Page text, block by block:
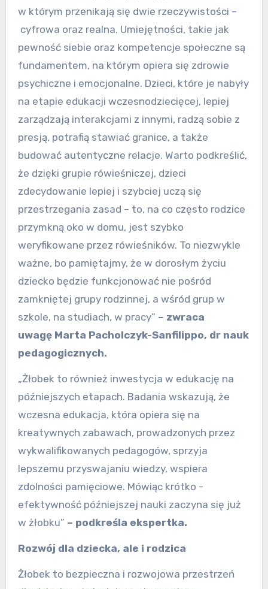
w którym przenikają się dwie rzeczywistości –
cyfrowa oraz realna. Umiejętności, takie jak
pewność siebie oraz kompetencje społeczne są
fundamentem, na którym opiera się zdrowie
psychiczne i emocjonalne. Dzieci, które je nabyły
na etapie edukacji wczesnodziecięcej, lepiej
zarządzają interakcjami z innymi, radzą sobie z
presją, potrafią stawiać granice, a także
budować autentyczne relacje. Warto podkreślić,
że dzięki grupie rówieśniczej, dzieci
zdecydowanie lepiej i szybciej uczą się
przestrzegania zasad – to, na co często rodzice
przymkną oko w domu, jest szybko
weryfikowane przez rówieśników. To niezwykle
ważne, bo pamiętajmy, że w dorosłym życiu
dziecko będzie funkcjonować nie pośród
zamkniętej grupy rodzinnej, a wśród grup w
szkole, na studiach, w pracy” – zwraca
uwagę Marta Pacholczyk-Sanfilippo, dr nauk
pedagogicznych.
„Żłobek to również inwestycja w edukację na
późniejszych etapach. Badania wskazują, że
wczesna edukacja, która opiera się na
kreatywnych zabawach, prowadzonych przez
wykwalifikowanych pedagogów, sprzyja
lepszemu przyswajaniu wiedzy, wspiera
zdolności pamięciowe. Mówiąc krótko -
efektywność późniejszej nauki zaczyna się już
w żłobku” – podkreśla ekspertka.
Rozwój dla dziecka, ale i rodzica
Żłobek to bezpieczna i rozwojowa przestrzeń